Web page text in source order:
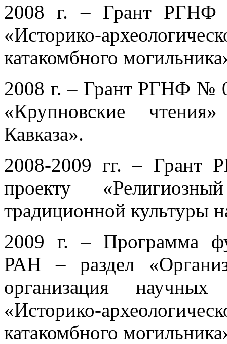
2008 г. – Грант РГНФ
«Историко-
катакомбного
2008 г. – Грант РГНФ №
«Крупновские
Кавказа».
2008-2009 гг. –
проекту
традиционной культуры
2009 г. – Программа
РАН – раздел
организация
«Историко-
катакомбного